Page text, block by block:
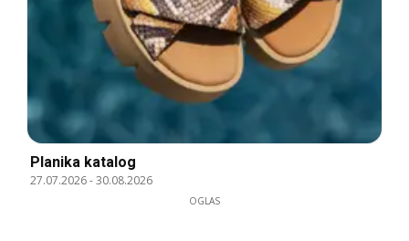
Planika katalog
27.07.2026-30.08.2026
OGLAS